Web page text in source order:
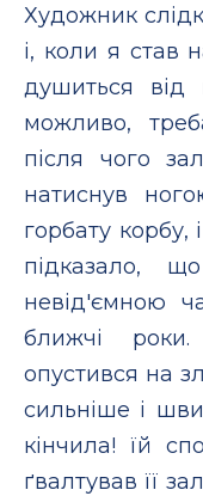
Художник
і, коли я став
душиться від
можливо,
після чого
натиснув
горбату корбу,
підказало,
невід'ємною
ближчі
опустився на
сильніше і
кінчила! їй
ґвалтував її